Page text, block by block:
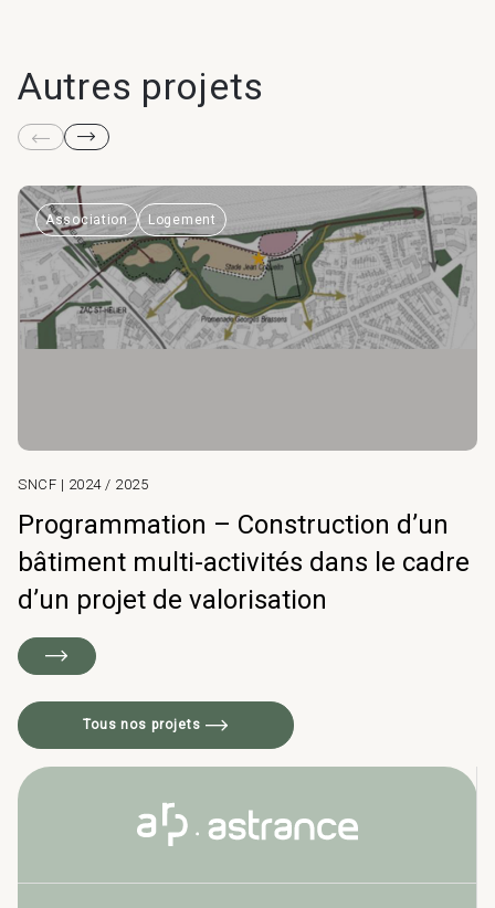
Autres projets
Association Logement
SNCF | 2024 / 2025
Programmation – Construction d’un
bâtiment multi-activités dans le cadre
d’un projet de valorisation
Tous nos projets